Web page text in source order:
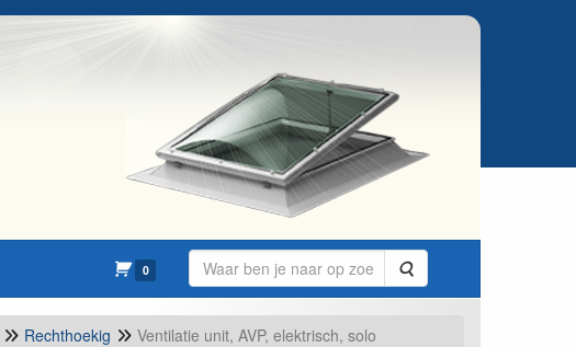
0 Zoeken
Rechthoekig Ventilatie unit, AVP, elektrisch, solo